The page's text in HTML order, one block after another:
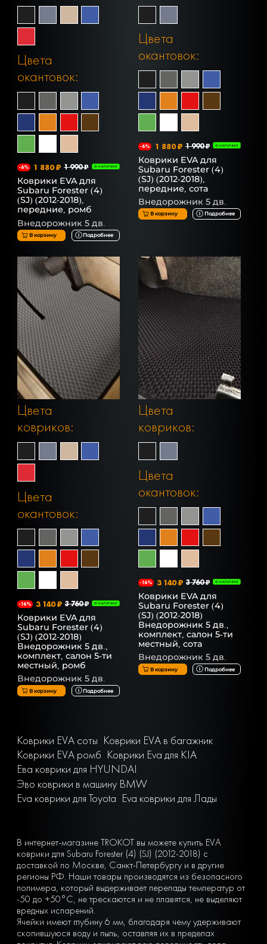
Цвета
окантовок:
-6% 1 880 ₽ 1 990 ₽ В НАЛИЧИИ
Коврики EVA для
Subaru Forester (4)
(SJ) (2012-2018),
передние, ромб
Внедорожник 5 дв.
В корзину Подробнее
Цвета
окантовок:
-6% 1 880 ₽ 1 990 ₽ В НАЛИЧИИ
Коврики EVA для
Subaru Forester (4)
(SJ) (2012-2018),
передние, сота
Внедорожник 5 дв.
В корзину Подробнее
Цвета
ковриков:
Цвета
окантовок:
-16% 3 140 ₽ 3 760 ₽ В НАЛИЧИИ
Коврики EVA для
Subaru Forester (4)
(SJ) (2012-2018)
Внедорожник 5 дв.,
комплект, салон 5-ти
местный, ромб
Внедорожник 5 дв.
В корзину Подробнее
Цвета
ковриков:
Цвета
окантовок:
-16% 3 140 ₽ 3 760 ₽ В НАЛИЧИИ
Коврики EVA для
Subaru Forester (4)
(SJ) (2012-2018)
Внедорожник 5 дв.,
комплект, салон 5-ти
местный, сота
Внедорожник 5 дв.
В корзину Подробнее
Коврики EVA соты Коврики EVA в багажник
Коврики EVA ромб Коврики Eva для KIA
Ева коврики для HYUNDAI
Эво коврики в машину BMW
Eva коврики для Toyota Eva коврики для Лады
В интернет-магазине TROKOT вы можете купить EVA
коврики для Subaru Forester (4) (SJ) (2012-2018) с
доставкой по Москве, Санкт-Петербургу и в другие
регионы РФ. Наши товары производятся из безопасного
полимера, который выдерживает перепады температур от
-50 до +50°С, не трескаются и не плавятся, не выделяют
вредных испарений.
Ячейки имеют глубину 6 мм, благодаря чему удерживают
скопившуюся воду и пыль, оставляя их в пределах